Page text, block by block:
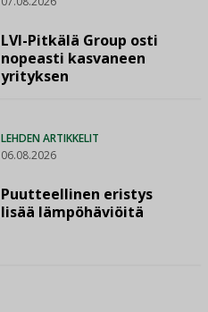
LVI-Pitkälä Group osti
nopeasti kasvaneen
yrityksen
LEHDEN ARTIKKELIT
06.08.2026
Puutteellinen eristys
lisää lämpöhäviöitä